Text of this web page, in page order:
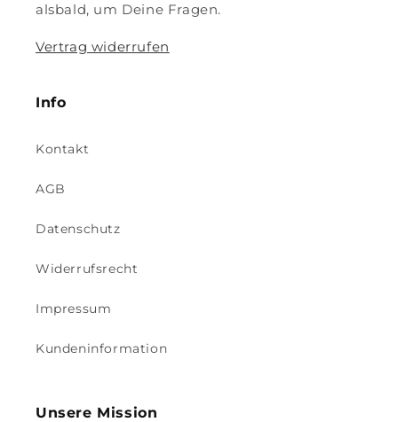
alsbald, um Deine Fragen.
Vertrag widerrufen
Info
Kontakt
AGB
Datenschutz
Widerrufsrecht
Impressum
Kundeninformation
Unsere Mission